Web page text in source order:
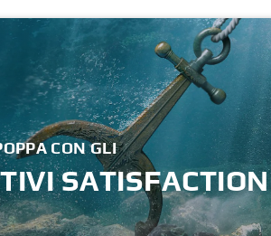
CON GLI
SATISFACTION